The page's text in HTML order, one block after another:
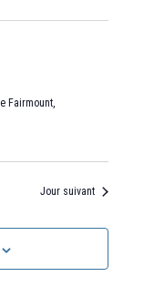
vues
vues
Fairmount,
Jour suivant